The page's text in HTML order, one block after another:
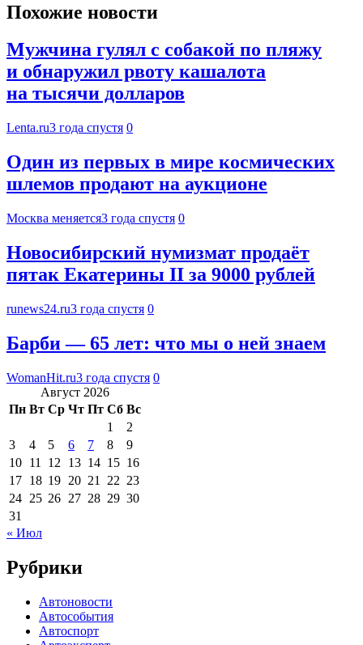
Похожие новости
Мужчина гулял с собакой по пляжу
и обнаружил рвоту кашалота
на тысячи долларов
Lenta.ru3 года спустя 0
Один из первых в мире космических
шлемов продают на аукционе
Москва меняется3 года спустя 0
Новосибирский нумизмат продаёт
пятак Екатерины II за 9000 рублей
runews24.ru3 года спустя 0
Барби — 65 лет: что мы о ней знаем
WomanHit.ru3 года спустя 0
Август 2026
Пн Вт Ср Чт Пт Сб Вс
1
2
3
4 5 6 7 8
9
10 11 12 13 14 15 16
17 18 19 20 21 22 23
24 25 26 27 28 29 30
31
« Июл
Рубрики
Автоновости
Автособытия
Автоспорт